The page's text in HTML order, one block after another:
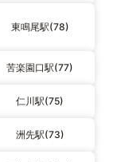
東鳴尾駅(78)
苦楽園口駅(77)
仁川駅(75)
洲先駅(73)